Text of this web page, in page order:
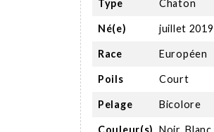
Type Chaton
Né(e) juillet 2019
Race Européen
Poils Court
Pelage Bicolore
Couleur(s) Noir, Blanc